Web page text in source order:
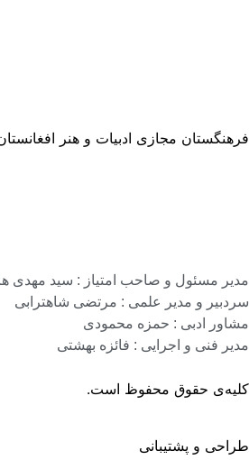
فرهنگستان مجازی ادبیات و هنر
مدیر مسئول و صاحب امتیاز : سید مهدی
سردبیر و مدیر علمی : مرتضی شاهترابی
مشاور ادبی : حمزه محمودی
مدیر فنی و اجرایی : فائزه بهشتی
کلیه‌ی حقوق محفوظ است.
طراحی و پشتیبانی